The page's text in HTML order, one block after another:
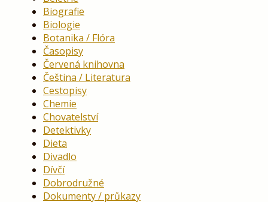
Biografie
Biologie
Botanika / Flóra
Časopisy
Červená knihovna
Čeština / Literatura
Cestopisy
Chemie
Chovatelství
Detektivky
Dieta
Divadlo
Dívčí
Dobrodružné
Dokumenty / průkazy